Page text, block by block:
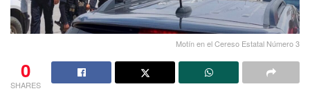
Motín en el Cereso Estatal Número 3
0
SHARES